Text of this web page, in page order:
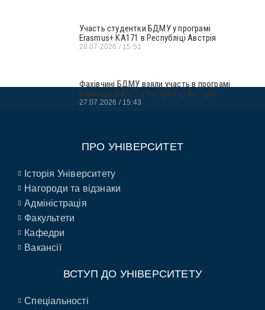
Участь студентки БДМУ у програмі
Erasmus+ KA171 в Республіці Австрія
28.07.2026 15:51
Фахівчині БДМУ взяли участь в програмі
Erasmus+ KA171 у Республіці Австрія
27.07.2026 15:43
ПРО УНІВЕРСИТЕТ
Історія Університету
Нагороди та відзнаки
Адміністрація
Факультети
Кафедри
Вакансії
ВСТУП ДО УНІВЕРСИТЕТУ
Спеціальності